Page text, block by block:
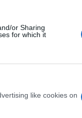
or Sharing
for which it
like cookies on
από 55 κιλά